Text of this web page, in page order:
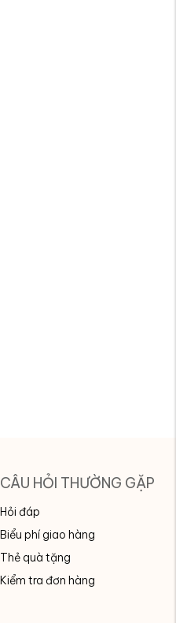
CÂU HỎI THƯỜNG GẶP
Hỏi đáp
Biểu phí giao hàng
Thẻ quà tặng
Kiểm tra đơn hàng